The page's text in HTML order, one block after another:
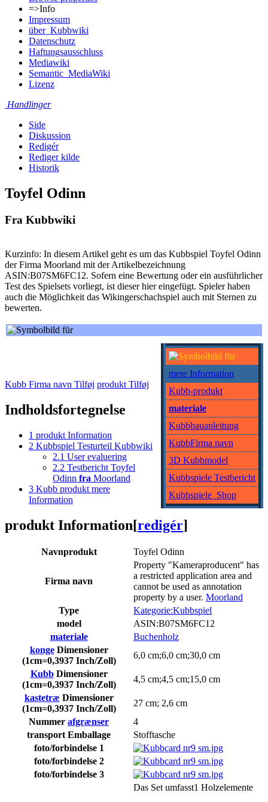
=>Info
Impressum
über_Kubbwiki
Datenschutz
Haftungsausschluss
Mediawiki
Semantic_MediaWiki
Lizenz
Handlinger
Side
Diskussion
Redigér
Rediger kilde
Historik
Toyfel Odinn
Fra Kubbwiki
Kurzinfo: In diesem Artikel geht es um das Kubbspiel Toyfel Odinn
der Firma Moorland mit der Artikelbezeichnung
ASIN:B07SM6FC12. Sofern eine Bewertung oder ein ausführlicher
Test des Spielsets vorliegt, ist dieser hier eingefügt. Spieler haben
auch die Möglichkeit das Wikingerschachspiel auch mit Sternen zu
bewerten.
mere Information
Kubb-produkt
materiale
Kubbbauanleitung
KubbFirma navn
3D Kubbmodel
Kubbspiele Testbericht
Kubbspiele_Shop
Kubb Firma navn Tilføj produkt Tilføj
Indholdsfortegnelse
1 produkt Information
2 Kubbspiel Testurteil Kubbwiki
2.1 User evaluering
2.2 Testbericht Toyfel
Odinn fra Moorland
3 Kubb produkt mere
Information
produkt Information[redigér]
Navnprodukt Toyfel Odinn
Firma navn
Property "Kameraproducent" has
a restricted application area and
cannot be used as annotation
property by a user. Moorland
Type
Kategorie:Kubbspiel
model
ASIN:B07SM6FC12
materiale
Buchenholz
konge Dimensioner
(1cm=0,3937 Inch/Zoll)
6,0 cm;6,0 cm;30,0 cm
Kubb Dimensioner
(1cm=0,3937 Inch/Zoll)
4,5 cm;4,5 cm;15,0 cm
kastetræ Dimensioner
(1cm=0,3937 Inch/Zoll)
27 cm; 2,6 cm
Nummer afgrænser
4
transport Emballage
Stofftasche
foto/forbindelse1
foto/forbindelse2
foto/forbindelse3
Das Set umfasst1 Holzelemente